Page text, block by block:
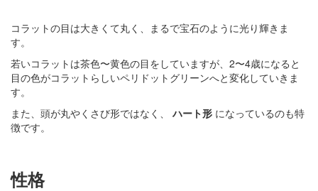
コラットの目は大きくて丸く、まるで宝石のように光り輝きま
す。
若いコラットは茶色〜黄色の目をしていますが、2〜4歳になると
目の色がコラットらしいペリドットグリーンへと変化していきま
す。
また、頭が丸やくさび形ではなく、ハート形 になっているのも特
徴です。
性格